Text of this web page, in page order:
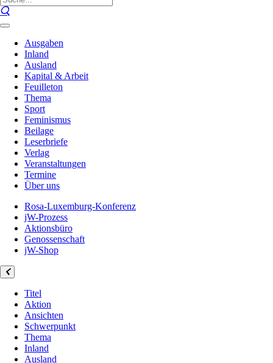
Ausgaben
Inland
Ausland
Kapital & Arbeit
Feuilleton
Thema
Sport
Feminismus
Beilage
Leserbriefe
Verlag
Veranstaltungen
Termine
Über uns
Rosa-Luxemburg-Konferenz
jW-Prozess
Aktionsbüro
Genossenschaft
jW-Shop
Titel
Aktion
Ansichten
Schwerpunkt
Thema
Inland
Ausland